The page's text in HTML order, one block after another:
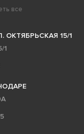
все
ОКТЯБРЬСКАЯ 15/1
1